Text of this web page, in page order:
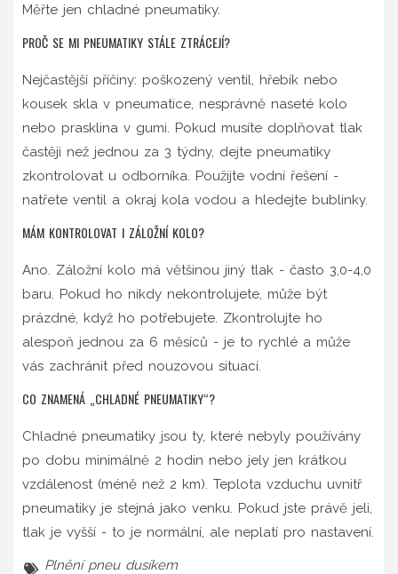
Měřte jen chladné pneumatiky.
PROČ SE MI PNEUMATIKY STÁLE ZTRÁCEJÍ?
Nejčastější příčiny: poškozený ventil, hřebík nebo
kousek skla v pneumatice, nesprávně naseté kolo
nebo prasklina v gumi. Pokud musíte doplňovat tlak
častěji než jednou za 3 týdny, dejte pneumatiky
zkontrolovat u odborníka. Použijte vodní řešení -
natřete ventil a okraj kola vodou a hledejte bublinky.
MÁM KONTROLOVAT I ZÁLOŽNÍ KOLO?
Ano. Záložní kolo má většinou jiný tlak - často 3,0-4,0
baru. Pokud ho nikdy nekontrolujete, může být
prázdné, když ho potřebujete. Zkontrolujte ho
alespoň jednou za 6 měsíců - je to rychlé a může
vás zachránit před nouzovou situací.
CO ZNAMENÁ „CHLADNÉ PNEUMATIKY“?
Chladné pneumatiky jsou ty, které nebyly používány
po dobu minimálně 2 hodin nebo jely jen krátkou
vzdálenost (méně než 2 km). Teplota vzduchu uvnitř
pneumatiky je stejná jako venku. Pokud jste právě jeli,
tlak je vyšší - to je normální, ale neplatí pro nastavení.
Plnění pneu dusíkem